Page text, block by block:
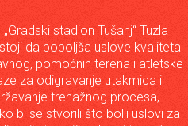
„Gradski stadion Tušanj“ Tuzla
da poboljša uslove kvaliteta
pomoćnih terena i atletske
za odigravanje utakmica i
trenažnog procesa,
bi se stvorili što bolji uslovi za